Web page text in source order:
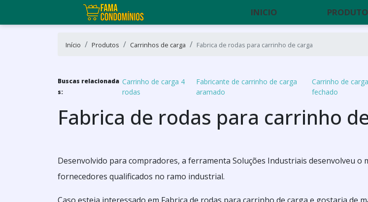
INICIO
Início Produtos Carrinhos de carga Fabrica de rodas para carrinho de carga
Buscas relacionada
s:
Carrinho de carga 4
rodas
Fabricante de carrinho de carga
aramado
Carrinho de carga
fechado
Fabrica de rodas para carrinho
Desenvolvido para compradores, a ferramenta Soluções Industriais desenvolveu o
fornecedores qualificados no ramo industrial.